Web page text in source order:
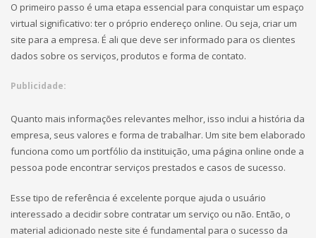
O primeiro passo é uma etapa essencial para conquistar um espaço
virtual significativo: ter o próprio endereço online. Ou seja, criar um
site para a empresa. É ali que deve ser informado para os clientes
dados sobre os serviços, produtos e forma de contato.
Publicidade:
Quanto mais informações relevantes melhor, isso inclui a história da
empresa, seus valores e forma de trabalhar. Um site bem elaborado
funciona como um portfólio da instituição, uma página online onde a
pessoa pode encontrar serviços prestados e casos de sucesso.
Esse tipo de referência é excelente porque ajuda o usuário
interessado a decidir sobre contratar um serviço ou não. Então, o
material adicionado neste site é fundamental para o sucesso da